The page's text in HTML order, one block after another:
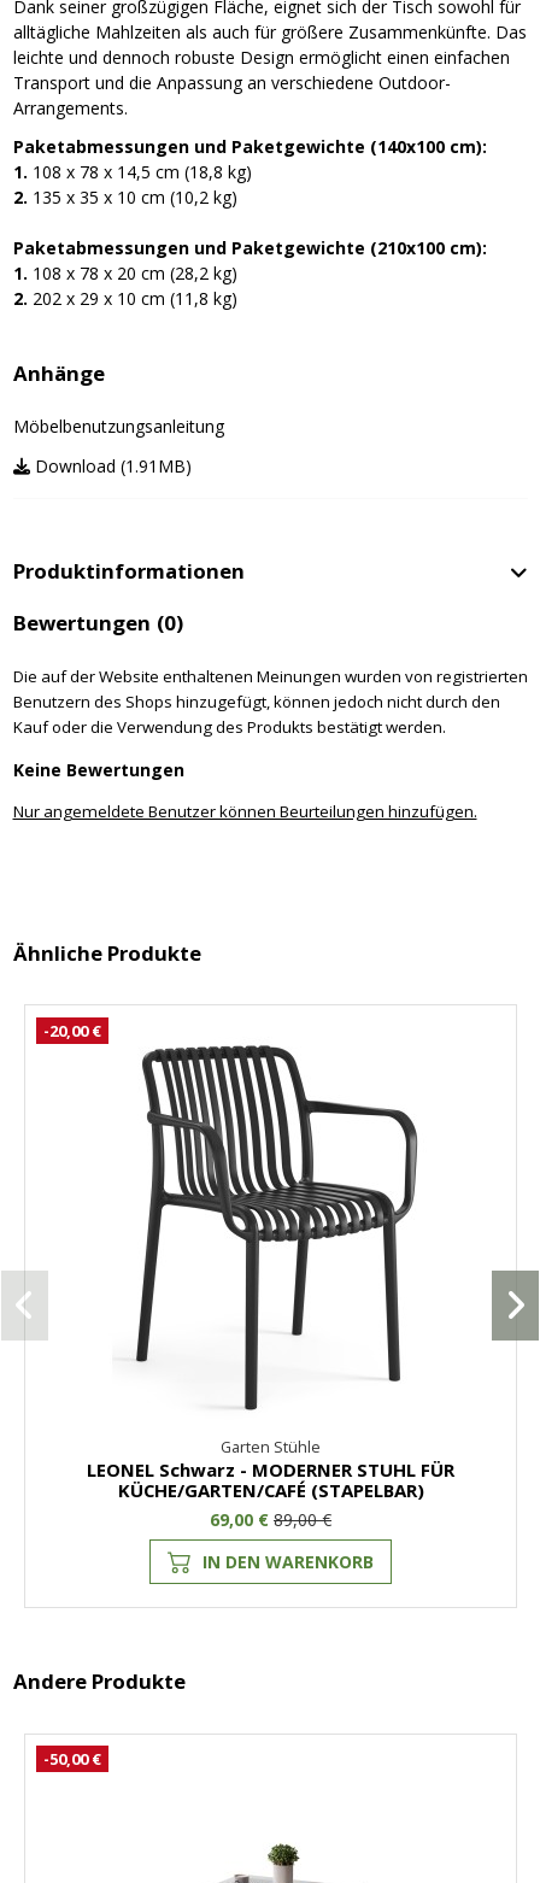
Dank seiner großzügigen Fläche, eignet sich der Tisch sowohl für
alltägliche Mahlzeiten als auch für größere Zusammenkünfte. Das
leichte und dennoch robuste Design ermöglicht einen einfachen
Transport und die Anpassung an verschiedene Outdoor-
Arrangements.
Paketabmessungen und Paketgewichte (140x100 cm):
1. 108 x 78 x 14,5 cm (18,8 kg)
2. 135 x 35 x 10 cm (10,2 kg)
Paketabmessungen und Paketgewichte (210x100 cm):
1. 108 x 78 x 20 cm (28,2 kg)
2. 202 x 29 x 10 cm (11,8 kg)
Anhänge
Möbelbenutzungsanleitung
Download (1.91MB)
Produktinformationen
Bewertungen (0)
Die auf der Website enthaltenen Meinungen wurden von registrierten
Benutzern des Shops hinzugefügt, können jedoch nicht durch den
Kauf oder die Verwendung des Produkts bestätigt werden.
Keine Bewertungen
Nur angemeldete Benutzer können Beurteilungen hinzufügen.
Ähnliche Produkte
-20,00 €
Garten Stühle
LEONEL Schwarz - MODERNER STUHL FÜR
KÜCHE/GARTEN/CAFÉ (STAPELBAR)
69,00 € 89,00 €
IN DEN WARENKORB
Andere Produkte
-50,00 €